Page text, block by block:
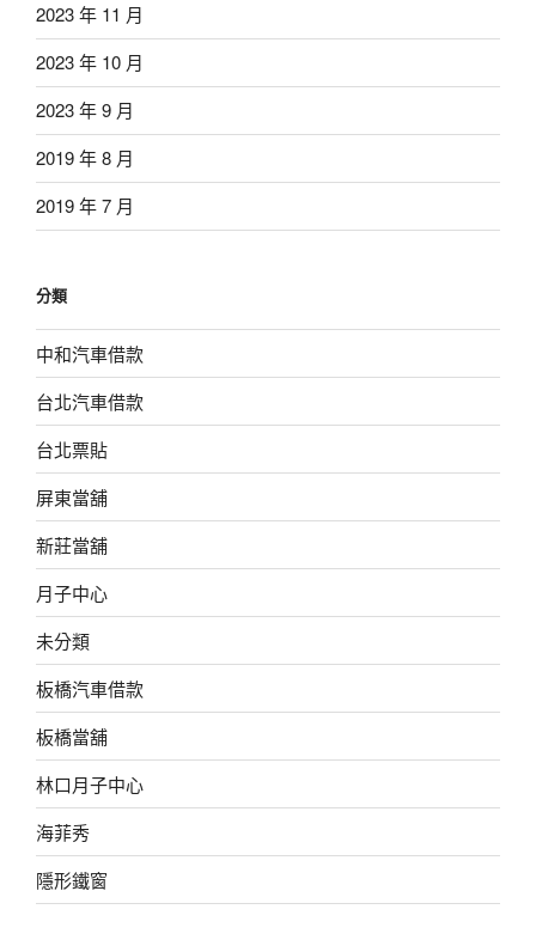
2023 年 11 月
2023 年 10 月
2023 年 9 月
2019 年 8 月
2019 年 7 月
分類
中和汽車借款
台北汽車借款
台北票貼
屏東當舖
新莊當舖
月子中心
未分類
板橋汽車借款
板橋當舖
林口月子中心
海菲秀
隱形鐵窗